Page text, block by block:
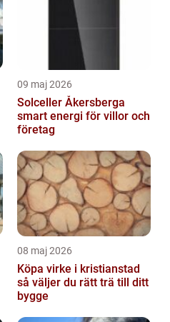
09 maj 2026
Solceller Åkersberga
smart energi för villor och
företag
08 maj 2026
Köpa virke i kristianstad
så väljer du rätt trä till ditt
bygge